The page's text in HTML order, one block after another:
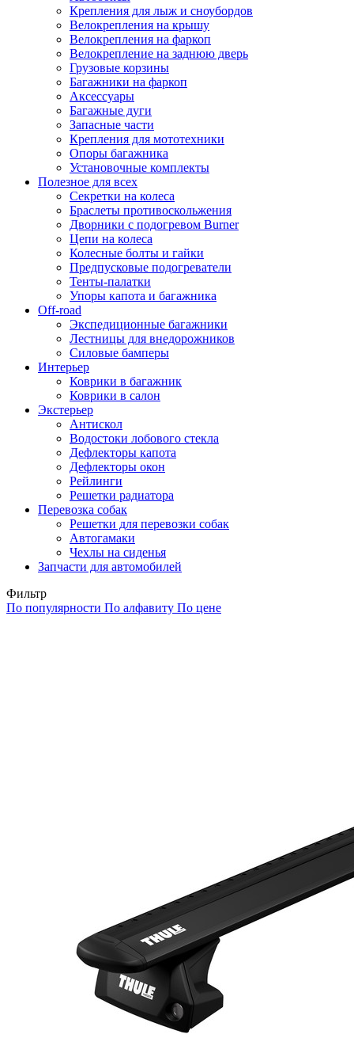
Крепления для лыж и сноубордов
Велокрепления на крышу
Велокрепления на фаркоп
Велокрепление на заднюю дверь
Грузовые корзины
Багажники на фаркоп
Аксессуары
Багажные дуги
Запасные части
Крепления для мототехники
Опоры багажника
Установочные комплекты
Полезное для всех
Секретки на колеса
Браслеты противоскольжения
Дворники с подогревом Burner
Цепи на колеса
Колесные болты и гайки
Предпусковые подогреватели
Тенты-палатки
Упоры капота и багажника
Off-road
Экспедиционные багажники
Лестницы для внедорожников
Силовые бамперы
Интерьер
Коврики в багажник
Коврики в салон
Экстерьер
Антискол
Водостоки лобового стекла
Дефлекторы капота
Дефлекторы окон
Рейлинги
Решетки радиатора
Перевозка собак
Решетки для перевозки собак
Автогамаки
Чехлы на сиденья
Запчасти для автомобилей
Фильтр
По популярности По алфавиту По цене